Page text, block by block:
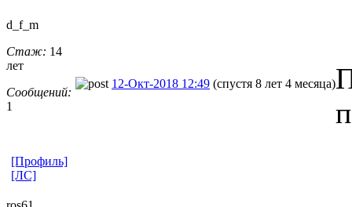
d_f_m
Стаж: 14
лет
Сообщений:
1
12-Окт-2018 12:49 (спустя 8 лет 4 месяца)
[Профиль]
[ЛС]